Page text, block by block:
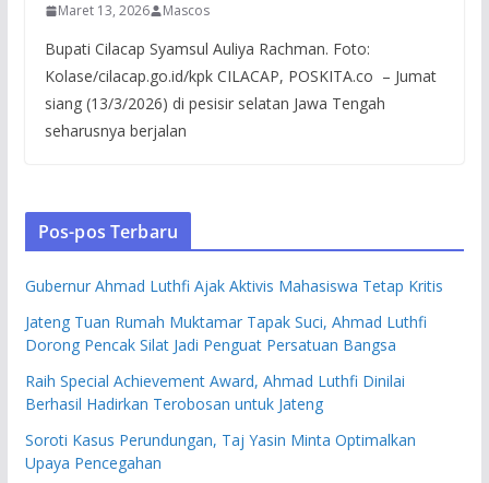
Maret 13, 2026 Mascos
Bupati Cilacap Syamsul Auliya Rachman. Foto:
Kolase/cilacap.go.id/kpk CILACAP, POSKITA.co – Jumat
siang (13/3/2026) di pesisir selatan Jawa Tengah
seharusnya berjalan
Pos-pos Terbaru
Gubernur Ahmad Luthfi Ajak Aktivis Mahasiswa Tetap Kritis
Jateng Tuan Rumah Muktamar Tapak Suci, Ahmad Luthfi
Dorong Pencak Silat Jadi Penguat Persatuan Bangsa
Raih Special Achievement Award, Ahmad Luthfi Dinilai
Berhasil Hadirkan Terobosan untuk Jateng
Soroti Kasus Perundungan, Taj Yasin Minta Optimalkan
Upaya Pencegahan